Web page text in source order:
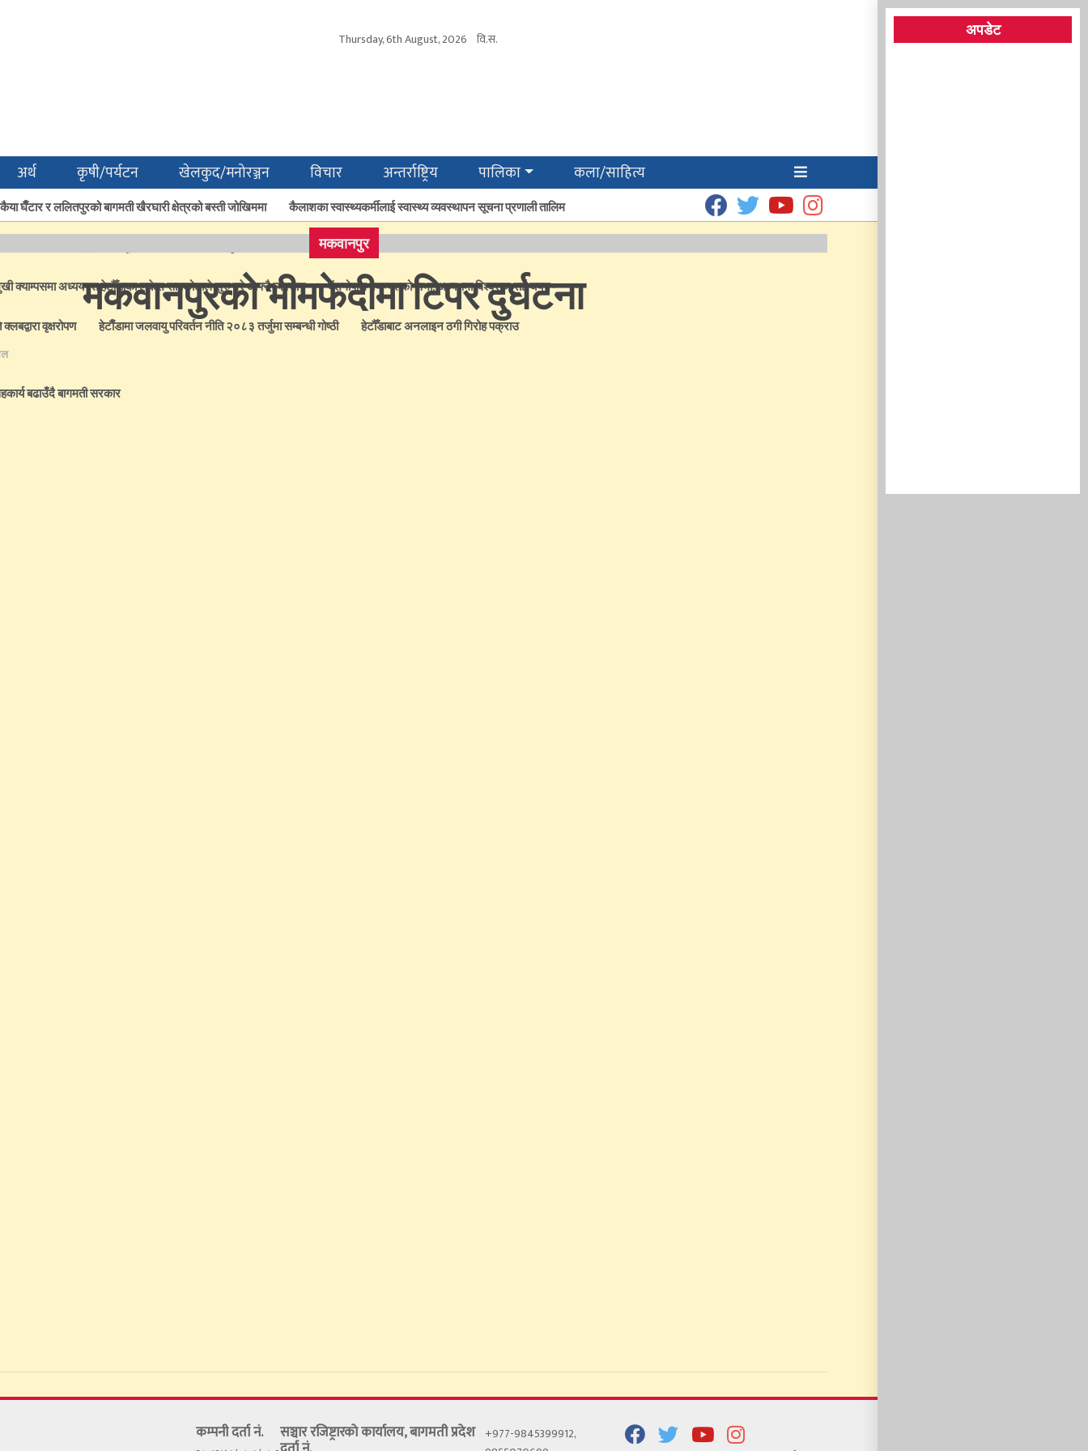
अपडेट
Thursday, 6th August, 2026 वि.स.
अर्थ कृषी/पर्यटन खेलकुद/मनोरञ्जन विचार अन्तर्राष्ट्रिय पालिका कला/साहित्य
घैँटार र ललितपुरको बागमती खैरघारी क्षेत्रको बस्ती जोखिममा कैलाशका स्वास्थ्यकर्मीलाई स्वास्थ्य व्यवस्थापन सूचना प्रणाली तालिम
क्याम्पसमा अध्ययनत हेटौँडाका लकेश सापकोटाले सुरु गरे आफ्नै व्यवसाय बंशगोपाल क्याम्पसको सभा, अध्यक्षमा विश्वराज राई चयन
वृक्षरोपण हेटाैँडामा जलवायु परिवर्तन नीति २०८३ तर्जुमा सम्बन्धी गोष्ठी हेटौँडाबाट अनलाइन ठगी गिरोह पक्राउ
बढाउँदै बागमती सरकार
मकवानपुर
मकवानपुरको भीमफेदीमा टिपर दुर्घटना
कम्पनी दर्ता नं. सञ्चार रजिष्ट्रारकाे कार्यालय, बागमती प्रदेश +977-9845399912,